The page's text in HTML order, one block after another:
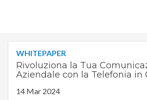
WHITEPAPER
Rivoluziona la Tua
Aziendale con la Telefonia in
14 Mar 2024